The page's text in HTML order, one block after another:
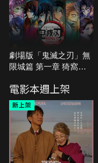
劇場版「鬼滅之刃」無
限城篇 第一章 猗窩座
電影本週上架